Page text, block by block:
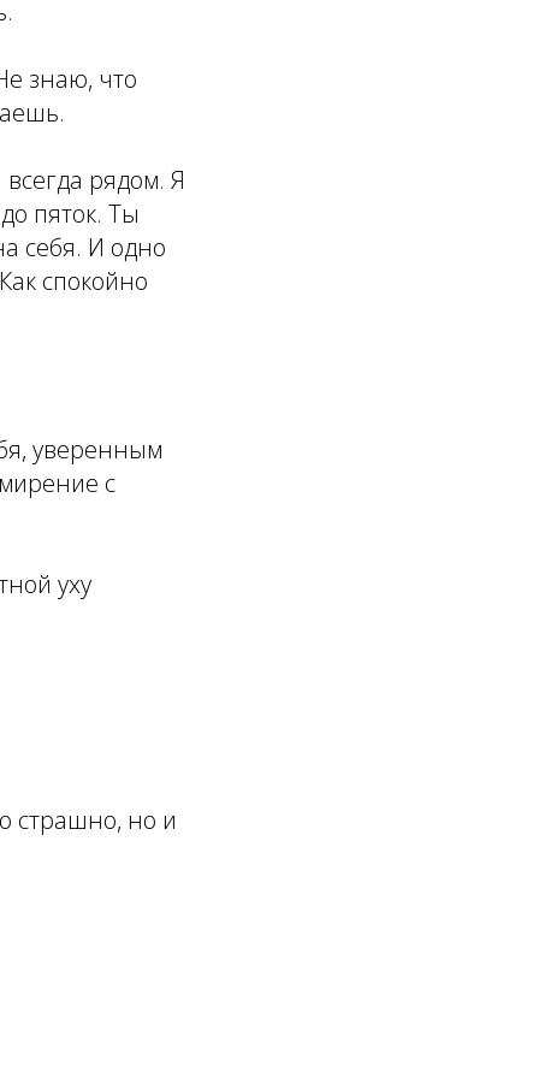
знаю, что
рядом. Я
пяток. Ты
себя. И одно
спокойно
уверенным
с
уху
страшно, но и